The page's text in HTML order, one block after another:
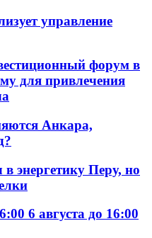
управление
форум в
для привлечения
Анкара,
энергетику Перу, но
6 августа до 16:00